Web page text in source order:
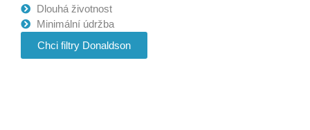
Dlouhá životnost
Minimální údržba
Chci filtry Donaldson